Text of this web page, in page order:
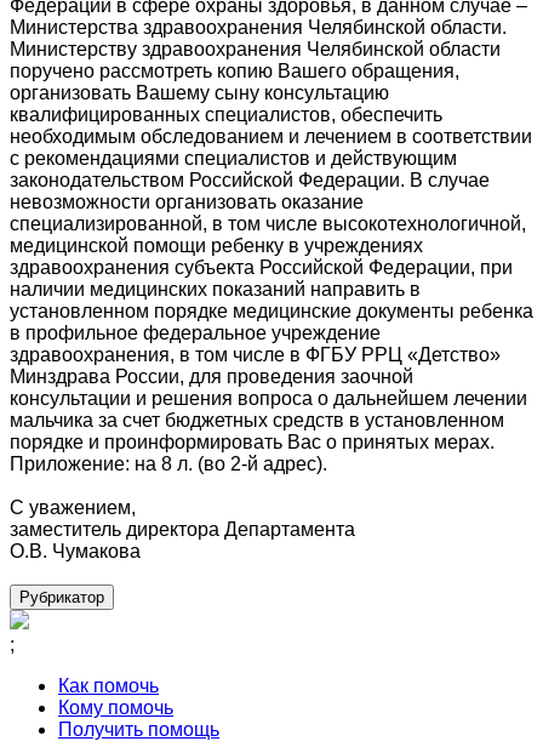
Федерации в сфере охраны здоровья, в данном случае –
Министерства здравоохранения Челябинской области.
Министерству здравоохранения Челябинской области
поручено рассмотреть копию Вашего обращения,
организовать Вашему сыну консультацию
квалифицированных специалистов, обеспечить
необходимым обследованием и лечением в соответствии
с рекомендациями специалистов и действующим
законодательством Российской Федерации. В случае
невозможности организовать оказание
специализированной, в том числе высокотехнологичной,
медицинской помощи ребенку в учреждениях
здравоохранения субъекта Российской Федерации, при
наличии медицинских показаний направить в
установленном порядке медицинские документы ребенка
в профильное федеральное учреждение
здравоохранения, в том числе в ФГБУ РРЦ «Детство»
Минздрава России, для проведения заочной
консультации и решения вопроса о дальнейшем лечении
мальчика за счет бюджетных средств в установленном
порядке и проинформировать Вас о принятых мерах.
Приложение: на 8 л. (во 2-й адрес).
С уважением,
заместитель директора Департамента
О.В. Чумакова
Рубрикатор
;
Как помочь
Кому помочь
Получить помощь